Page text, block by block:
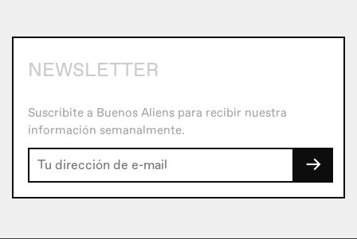
NEWSLETTER
Suscribite a Buenos Aliens para recibir nuestra
información semanalmente.
→